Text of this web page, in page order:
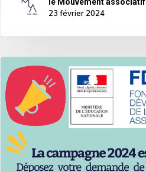
23 février 2024
associative
Campagne
2024